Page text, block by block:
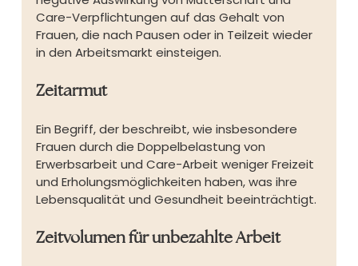
Care-Verpflichtungen auf das Gehalt von
Frauen, die nach Pausen oder in Teilzeit wieder
in den Arbeitsmarkt einsteigen.
Zeitarmut
Ein Begriff, der beschreibt, wie insbesondere
Frauen durch die Doppelbelastung von
Erwerbsarbeit und Care-Arbeit weniger Freizeit
und Erholungsmöglichkeiten haben, was ihre
Lebensqualität und Gesundheit beeinträchtigt.
Zeitvolumen für unbezahlte Arbeit